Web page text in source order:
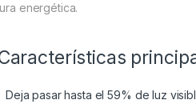
energética.
Deja pasar hasta el 59% de luz